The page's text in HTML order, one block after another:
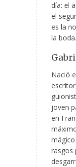
día: el
el
es la
la boda.
Nació
joven
en
rasgos